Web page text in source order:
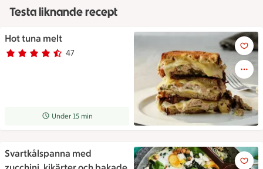
Testa liknande recept
Hot tuna melt
Betyg 4.5 av 5. 47
47 personer har röstat
Receptet tar Under 15 min att tillaga
Under 15 min
Hot tuna melt
Svartkålspanna med
Svartkålspanna med